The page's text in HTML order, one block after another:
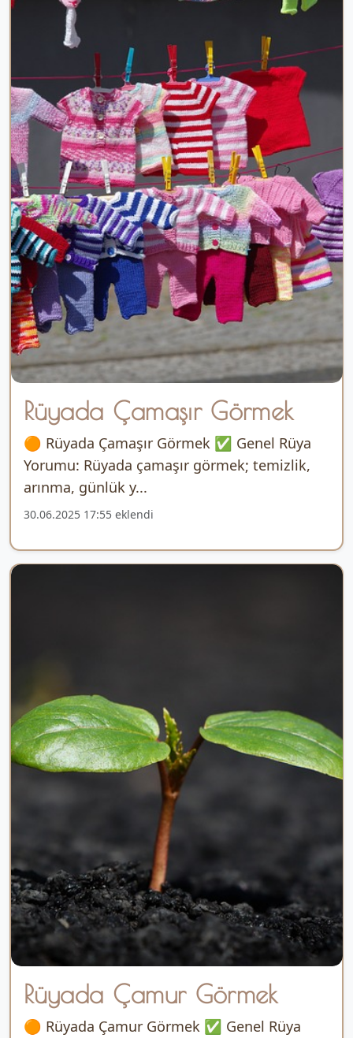
Rüyada Çamaşır Görmek
🟠 Rüyada Çamaşır Görmek ✅ Genel Rüya
Yorumu: Rüyada çamaşır görmek; temizlik,
arınma, günlük y...
30.06.2025 17:55 eklendi
Rüyada Çamur Görmek
🟠 Rüyada Çamur Görmek ✅ Genel Rüya